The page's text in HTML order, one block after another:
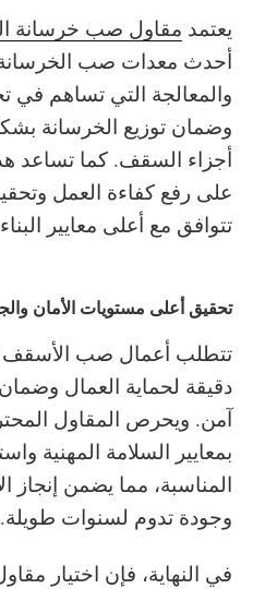
يعتمد مقاول صب خرسانة
أحدث معدات صب
والمعالجة التي تساهم في
وضمان توزيع الخرسانة
أجزاء السقف. كما تساعد
على رفع كفاءة العمل
تتوافق مع أعلى معايير
تحقيق أعلى مستويات الأمان
تتطلب أعمال صب الأسقف
دقيقة لحماية العمال
آمن. ويحرص المقاول
بمعايير السلامة المهنية
المناسبة، مما يضمن إنجاز
وجودة تدوم لسنوات طويلة.
في النهاية، فإن اختيار